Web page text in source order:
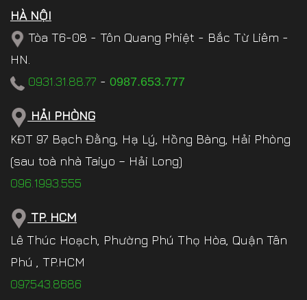
HÀ NỘI
Tòa T6-08 - Tôn Quang Phiệt - Bắc Từ Liêm -
HN.
0931.31.88.77 - 0987.653.777
HẢI PHÒNG
KĐT 97 Bạch Đằng, Hạ Lý, Hồng Bàng, Hải Phòng
(sau toà nhà Taiyo – Hải Long)
096.1993.555
TP. HCM
Lê Thúc Hoạch, Phường Phú Thọ Hòa, Quận Tân
Phú , TP.HCM
097.543.8686